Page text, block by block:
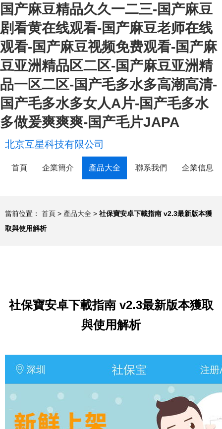
国产麻豆精品久久一二三-国产麻豆
剧看黄在线观看-国产麻豆老师在线
观看-国产麻豆视频免费观看-国产麻
豆亚洲精品区二区-国产麻豆亚洲精
品一区二区-国产毛多水多高潮高清-
国产毛多水多女人A片-国产毛多水
多做爰爽爽爽-国产毛片JAPA
北京互星科技有限公司
首頁 企業簡介 產品大全 聯系我們 企業信息
當前位置： 首頁 > 產品大全 > 社保寶安卓下載指南 v2.3最新版本獲
取與使用解析
社保寶安卓下載指南 v2.3最新版本獲取
與使用解析